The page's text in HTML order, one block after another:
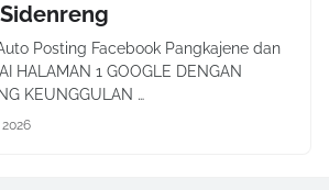
Posting Facebook Pangkajene dan
HALAMAN 1 GOOGLE DENGAN
KEUNGGULAN …